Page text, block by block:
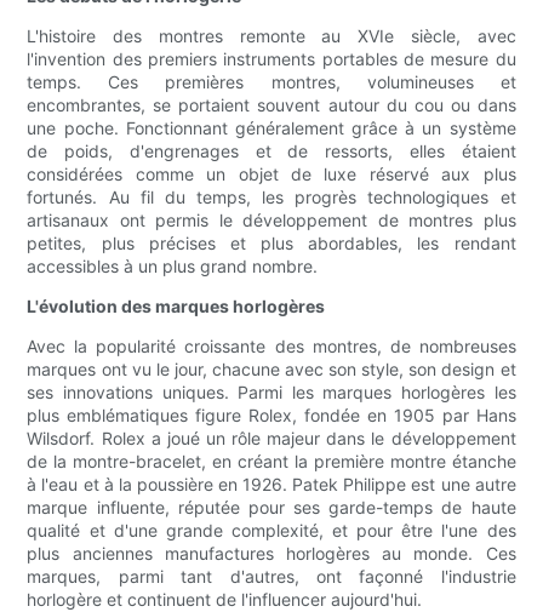
L'histoire des montres remonte au XVIe siècle, avec
l'invention des premiers instruments portables de mesure du
temps. Ces premières montres, volumineuses et
encombrantes, se portaient souvent autour du cou ou dans
une poche. Fonctionnant généralement grâce à un système
de poids, d'engrenages et de ressorts, elles étaient
considérées comme un objet de luxe réservé aux plus
fortunés. Au fil du temps, les progrès technologiques et
artisanaux ont permis le développement de montres plus
petites, plus précises et plus abordables, les rendant
accessibles à un plus grand nombre.
L'évolution des marques horlogères
Avec la popularité croissante des montres, de nombreuses
marques ont vu le jour, chacune avec son style, son design et
ses innovations uniques. Parmi les marques horlogères les
plus emblématiques figure Rolex, fondée en 1905 par Hans
Wilsdorf. Rolex a joué un rôle majeur dans le développement
de la montre-bracelet, en créant la première montre étanche
à l'eau et à la poussière en 1926. Patek Philippe est une autre
marque influente, réputée pour ses garde-temps de haute
qualité et d'une grande complexité, et pour être l'une des
plus anciennes manufactures horlogères au monde. Ces
marques, parmi tant d'autres, ont façonné l'industrie
horlogère et continuent de l'influencer aujourd'hui.